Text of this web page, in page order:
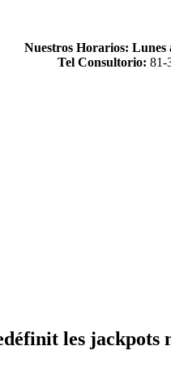
Nuestros Horarios: Lunes
Tel Consultorio: 81-
les jackpots